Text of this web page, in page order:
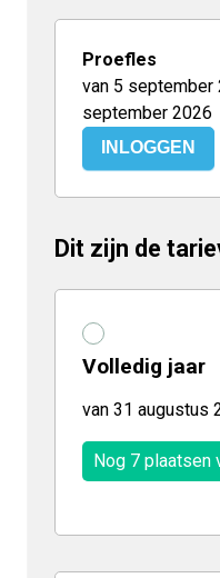
Proefles
van 5 september
september 2026
INLOGGEN
Dit zijn de
Volledig jaar
van 31 augustus
Nog 7 plaatsen